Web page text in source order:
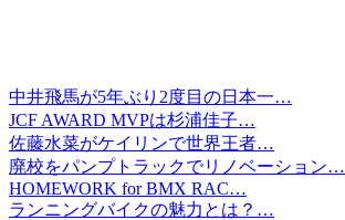
中井飛馬が5年ぶり2度目の日本一…
JCF AWARD MVPは杉浦佳子…
佐藤水菜がケイリンで世界王者…
廃校をパンプトラックでリノベーション…
HOMEWORK for BMX RAC…
ランニングバイクの魅力とは？…